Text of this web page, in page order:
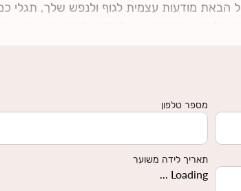
הבאת מודעות עצמית לגוף ולנפש שלך, תגלי
בלידה עדינה כאשר לומדים להרפות אותם. את
מספר טלפון
תאריך לידה משוער
Loading ...